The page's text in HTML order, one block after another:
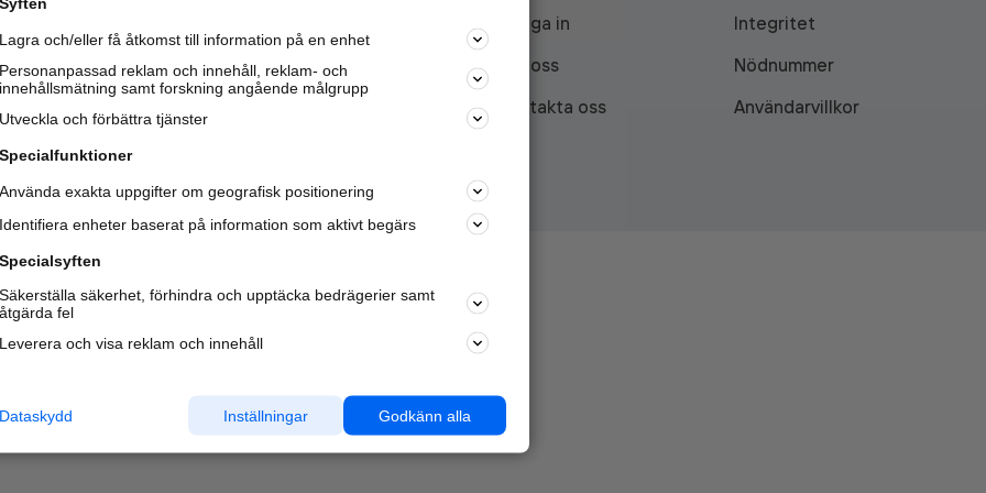
nya kunder och
samarbetspartners nära dig.
Läs mer här
Logga in
Integritet
Om oss
Nödnummer
Kontakta oss
Användarvillkor
Lagra och/eller få åtkomst till information på en enhet
Personanpassad reklam och innehåll, reklam- och
innehållsmätning samt forskning angående målgrupp
Utveckla och förbättra tjänster
Specialfunktioner
Använda exakta uppgifter om geografisk positionering
Identifiera enheter baserat på information som aktivt begärs
Specialsyften
Säkerställa säkerhet, förhindra och upptäcka bedrägerier samt
åtgärda fel
Leverera och visa reklam och innehåll
Godkänn alla
Inställningar
Dataskydd